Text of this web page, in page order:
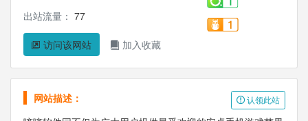
出站流量： 77
访问该网站 加入收藏
认领此站
网站描述：